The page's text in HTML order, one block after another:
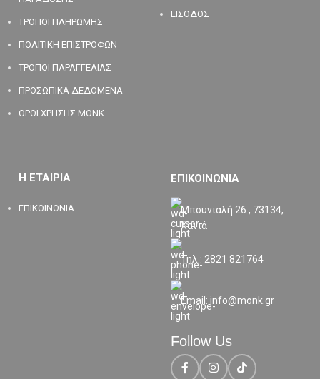
ΤΡΟΠΟΙ ΠΛΗΡΩΜΗΣ
ΠΟΛΙΤΙΚΗ ΕΠΙΣΤΡΟΦΩΝ
ΤΡΟΠΟΙ ΠΑΡΑΓΓΕΛΙΑΣ
ΠΡΟΣΩΠΙΚΑ ΔΕΔΟΜΕΝΑ
ΟΡΟΙ ΧΡΗΣΗΣ MONK
ΕΙΣΟΔΟΣ
Η ΕΤΑΙΡΙΑ
ΕΠΙΚΟΙΝΩΝΙΑ
ΕΠΙΚΟΙΝΩΝΙΑ
Μπουνιαλή 26 , 73134,
Χανιά
Τηλ.: 2821 821764
Email: info@monk.gr
Follow Us